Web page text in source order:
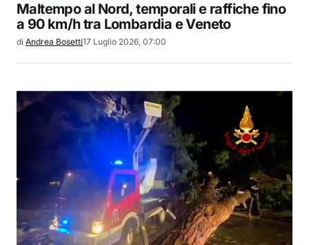
Maltempo al Nord, temporali e raffiche fino
a 90 km/h tra Lombardia e Veneto
di Andrea Bosetti17 Luglio 2026, 07:00